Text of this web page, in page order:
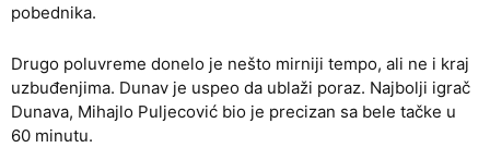
pobednika.
Drugo poluvreme donelo je nešto mirniji tempo, ali ne i kraj
uzbuđenjima. Dunav je uspeo da ublaži poraz. Najbolji igrač
Dunava, Mihajlo Puljecović bio je precizan sa bele tačke u
60 minutu.